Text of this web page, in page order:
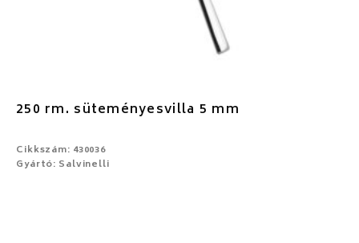
250 rm. süteményesvilla 5 mm
Cikkszám: 430036
Gyártó: Salvinelli